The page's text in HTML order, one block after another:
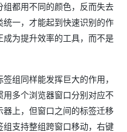
都用不同的颜色，反而失去
一，才能起到快速识别的作
为提升效率的工具，而不是
组同样能发挥巨大的作用，
多个浏览器窗口分别对应不
上，但窗口之间的标签迁移
支持整组跨窗口移动，右键